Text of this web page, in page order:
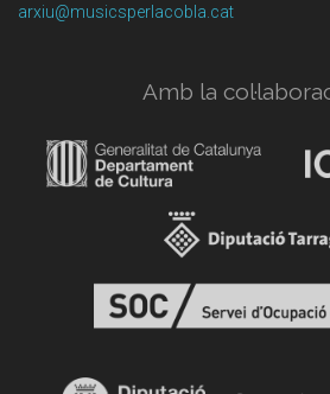
arxiu@musicsperlacobla.cat
Amb la